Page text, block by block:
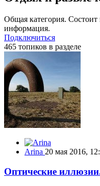
Общая категория.
информация.
Подключиться
465 топиков в разделе
Arina 20 мая 2016,
Оптические